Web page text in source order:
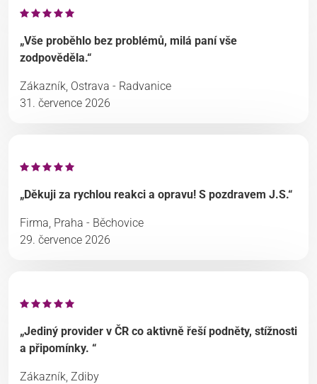
„Vše proběhlo bez problémů, milá paní vše
zodpověděla.“
Zákazník, Ostrava - Radvanice
31. července 2026
„Děkuji za rychlou reakci a opravu! S pozdravem J.S.“
Firma, Praha - Běchovice
29. července 2026
„Jediný provider v ČR co aktivně řeší podněty, stížnosti
a připomínky. “
Zákazník, Zdiby